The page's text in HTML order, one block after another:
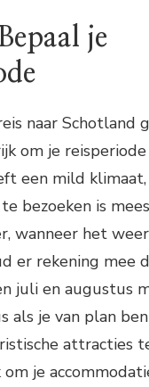
je
naar Schotland
om je
een mild
bezoeken is
wanneer het
er rekening mee
juli en augustus
als je van plan
attracties
je